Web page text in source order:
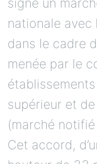
nationale avec
dans le cadre
menée par le
établissements
supérieur et de
(marché
Cet accord,
hauteur de 33